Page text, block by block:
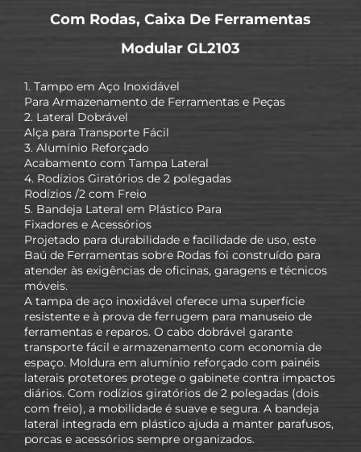
Com Rodas, Caixa De Ferramentas
Modular GL2103
1. Tampo em Aço Inoxidável
Para Armazenamento de Ferramentas e Peças
2. Lateral Dobrável
Alça para Transporte Fácil
3. Alumínio Reforçado
Acabamento com Tampa Lateral
4. Rodízios Giratórios de 2 polegadas
Rodízios /2 com Freio
5. Bandeja Lateral em Plástico Para
Fixadores e Acessórios
Projetado para durabilidade e facilidade de uso, este
Baú de Ferramentas sobre Rodas foi construído para
atender às exigências de oficinas, garagens e técnicos
móveis.
A tampa de aço inoxidável oferece uma superfície
resistente e à prova de ferrugem para manuseio de
ferramentas e reparos. O cabo dobrável garante
transporte fácil e armazenamento com economia de
espaço. Moldura em alumínio reforçado com painéis
laterais protetores protege o gabinete contra impactos
diários. Com rodízios giratórios de 2 polegadas (dois
com freio), a mobilidade é suave e segura. A bandeja
lateral integrada em plástico ajuda a manter parafusos,
porcas e acessórios sempre organizados.